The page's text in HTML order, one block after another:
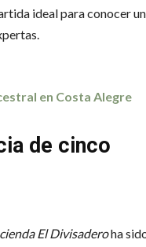
ideal para conocer
en Costa Alegre
de cinco
El Divisaderoha